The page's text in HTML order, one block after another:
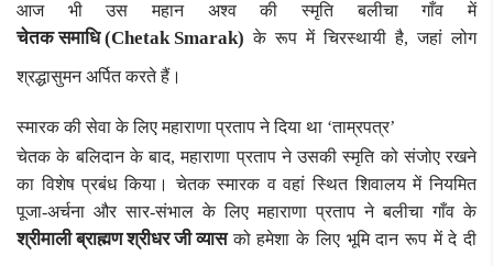
आज भी उस महान अश्व की स्मृति बलीचा गाँव में
चेतक समाधि (Chetak Smarak) के रूप में चिरस्थायी है, जहां लोग
श्रद्धासुमन अर्पित करते हैं।
स्मारक की सेवा के लिए महाराणा प्रताप ने दिया था ‘ताम्रपत्र’
चेतक के बलिदान के बाद, महाराणा प्रताप ने उसकी स्मृति को संजोए रखने
का विशेष प्रबंध किया। चेतक स्मारक व वहां स्थित शिवालय में नियमित
पूजा-अर्चना और सार-संभाल के लिए महाराणा प्रताप ने बलीचा गाँव के
श्रीमाली ब्राह्मण श्रीधर जी व्यासको हमेशा के लिए भूमि दान रूप में दे दी